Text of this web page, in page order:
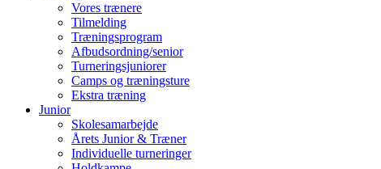
Vores trænere
Tilmelding
Træningsprogram
Afbudsordning/senior
Turneringsjuniorer
Camps og træningsture
Ekstra træning
Junior
Skolesamarbejde
Årets Junior & Træner
Individuelle turneringer